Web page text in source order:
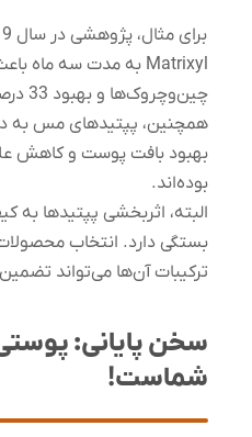
همچنین، پپتیدهای مس به
بهبود بافت پوست و کاهش
بوده‌اند.
البته، اثربخشی پپتیدها
بستگی دارد. انتخاب
ترکیبات آن‌ها می‌تواند
سخن پایانی:
شماست!